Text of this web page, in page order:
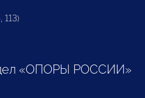
113)
«ОПОРЫ РОССИИ»